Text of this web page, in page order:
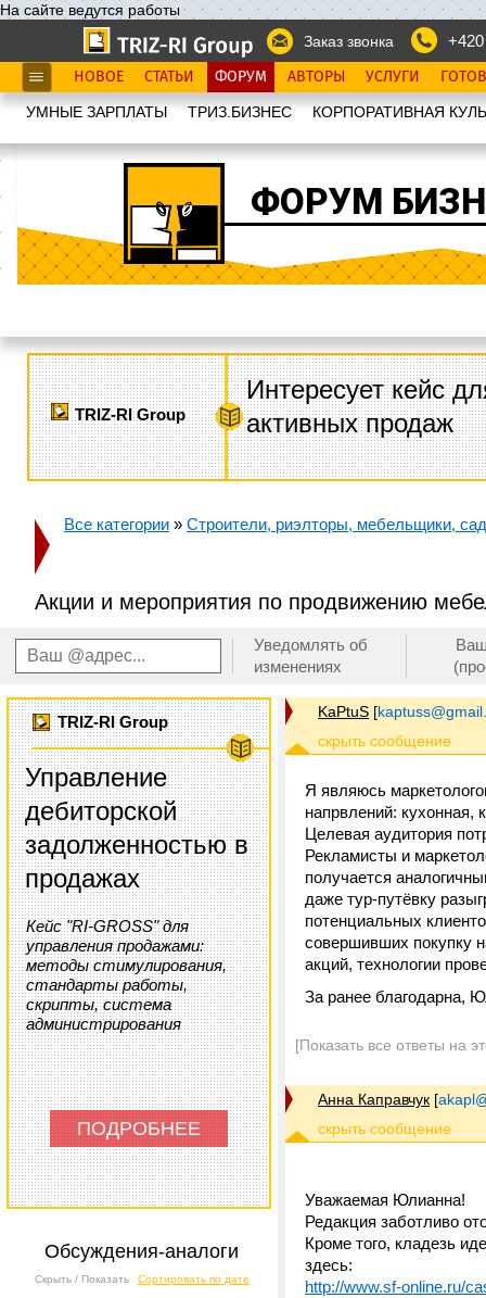
На сайте ведутся работы
Заказ звонка
НОВОЕ СТАТЬИ ФОРУМ АВТОРЫ УСЛУГИ
УМНЫЕ ЗАРПЛАТЫ ТРИЗ.БИЗНЕС КОРПОРАТИВНАЯ
ФОРУМ
TRIZ-RI Group
Интересует кейс
активных продаж
Все категории » Строители, риэлторы, мебельщики,
Акции и мероприятия по продвижению
Уведомлять об
изменениях
TRIZ-RI Group
Управление
дебиторской
задолженностью в
продажах
Кейс "RI-GROSS" для
управления продажами:
методы стимулирования,
стандарты работы,
скрипты, система
администрирования
ПОДРОБНЕЕ
Обсуждения-аналоги
Скрыть / Показать Сортировать по дате
KaPtuS [
Я являюсь
напрвлений:
Целевая аудитория
Рекламисты и
получается
даже тур-путёвку
потенциальных
совершивших покупку
акций, технологии
За ранее благодарна,
[Показать все ответы на
Анна Каправчук [
Уважаемая Юлианна!
Редакция заботливо
Кроме того, кладезь
здесь:
http://www.sf-online.ru/